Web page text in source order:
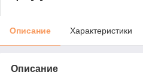
Описание Характеристики
Описание